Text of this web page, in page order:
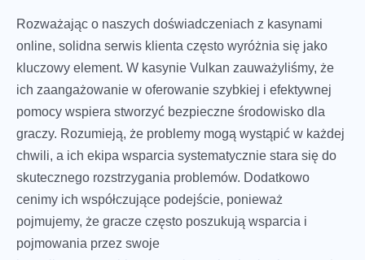
Rozważając o naszych doświadczeniach z kasynami
online, solidna serwis klienta często wyróżnia się jako
kluczowy element. W kasynie Vulkan zauważyliśmy, że
ich zaangażowanie w oferowanie szybkiej i efektywnej
pomocy wspiera stworzyć bezpieczne środowisko dla
graczy. Rozumieją, że problemy mogą wystąpić w każdej
chwili, a ich ekipa wsparcia systematycznie stara się do
skutecznego rozstrzygania problemów. Dodatkowo
cenimy ich współczujące podejście, ponieważ
pojmujemy, że gracze często poszukują wsparcia i
pojmowania przez swoje